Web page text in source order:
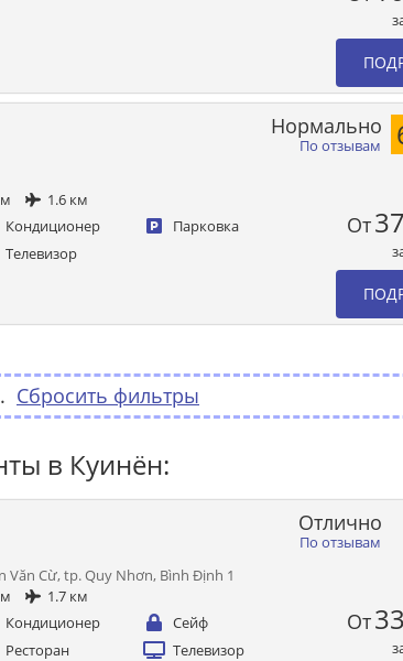
1.6 км
Кондиционер
Парковка
Телевизор
По отзывам
Нормально
От
Сбросить фильтры
в Куинён:
Văn Cừ, tp. Quy Nhơn, Bình Định 1
1.7 км
Кондиционер
Сейф
Ресторан
Телевизор
По отзывам
Отлично
От